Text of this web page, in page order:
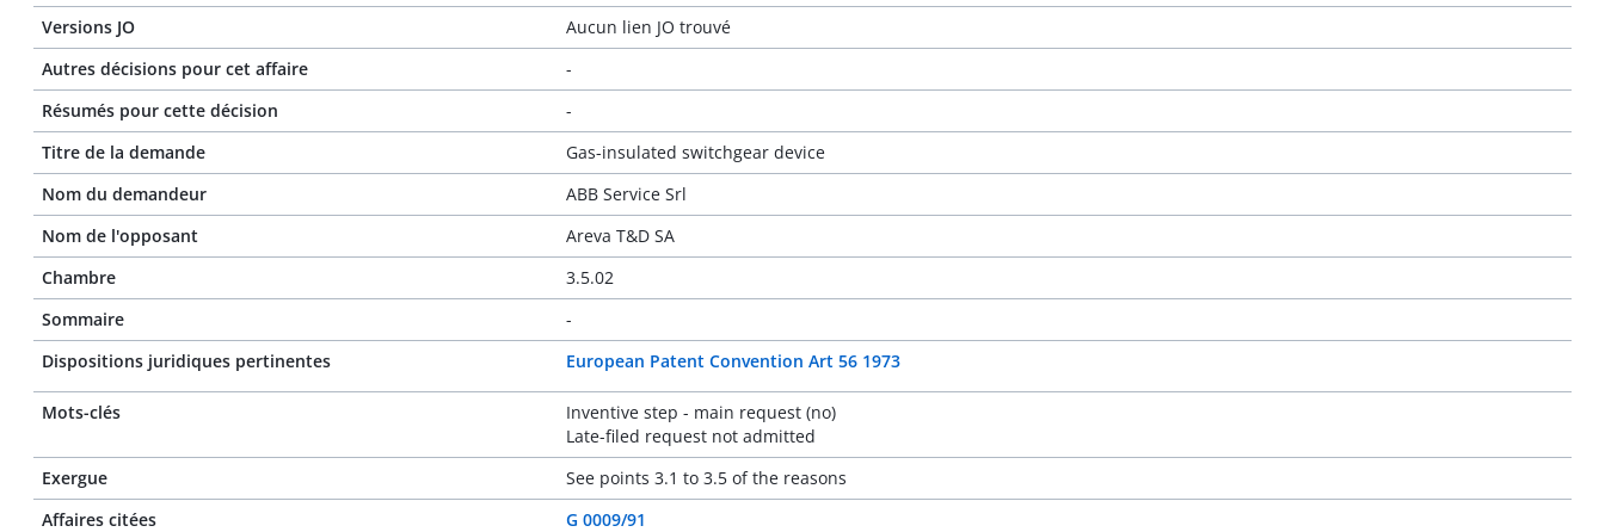
Versions JO
Aucun lien JO trouvé
Autres décisions pour cet affaire
-
Résumés pour cette décision
-
Titre de la demande
Gas-insulated switchgear device
Nom du demandeur
ABB Service Srl
Nom de l'opposant
Areva T&D SA
Chambre
3.5.02
Sommaire
-
Dispositions juridiques pertinentes
European Patent Convention Art 56 1973
Mots-clés
Inventive step - main request (no)
Late-filed request not admitted
Exergue
See points 3.1 to 3.5 of the reasons
Affaires citées
G 0009/91